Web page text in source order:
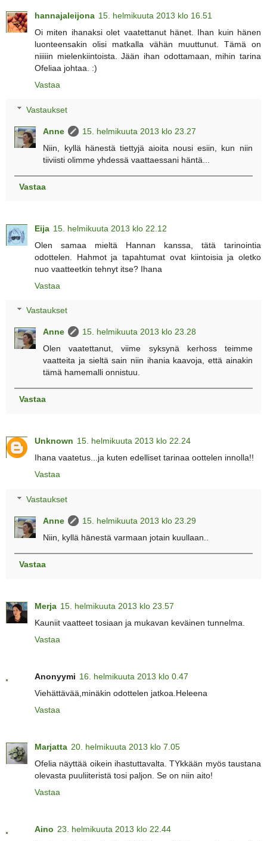
hannajaleijona 15. helmikuuta 2013 klo 16.51
Oi miten ihanaksi olet vaatettanut hänet. Ihan kuin hänen
luonteensakin olisi matkalla vähän muuttunut. Tämä on
niiiiin mielenkiintoista. Jään ihan odottamaan, mihin tarina
Ofeliaa johtaa. :)
Vastaa
Vastaukset
Anne
15. helmikuuta 2013 klo 23.27
Niin, kyllä hänestä tiettyjä aioita nousi esiin, kun niin
tiiviisti olimme yhdessä vaattaessani häntä...
Vastaa
Eija 15. helmikuuta 2013 klo 22.12
Olen samaa mieltä Hannan kanssa, tätä tarinointia
odottelen. Hahmot ja tapahtumat ovat kiintoisia ja oletko
nuo vaatteetkin tehnyt itse? Ihana
Vastaa
Vastaukset
Anne
15. helmikuuta 2013 klo 23.28
Olen vaatettanut, viime syksynä kerhoss teimme
vaatteita ja sieltä sain niin ihania kaavoja, että ainakin
tämä hamemalli onnistuu.
Vastaa
Unknown 15. helmikuuta 2013 klo 22.24
Ihana vaatetus...ja kuten edelliset tarinaa oottelen innolla!!
Vastaa
Vastaukset
Anne
15. helmikuuta 2013 klo 23.29
Niin, kyllä hänestä varmaan jotain kuullaan..
Vastaa
Merja 15. helmikuuta 2013 klo 23.57
Kauniit vaatteet tosiaan ja mukavan keväinen tunnelma.
Vastaa
Anonyymi 16. helmikuuta 2013 klo 0.47
Viehättävää,minäkin odottelen jatkoa.Heleena
Vastaa
Marjatta 20. helmikuuta 2013 klo 7.05
Ofelia näyttää oikein ihastuttavalta. TYkkään myös taustana
olevasta puuliiteristä tosi paljon. Se on niin aito!
Vastaa
Aino 23. helmikuuta 2013 klo 22.44